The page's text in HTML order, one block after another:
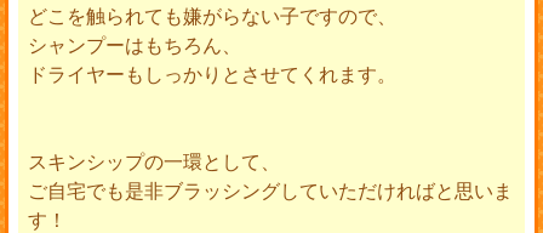
どこを触られても嫌がらない子ですので、
シャンプーはもちろん、
ドライヤーもしっかりとさせてくれます。
スキンシップの一環として、
ご自宅でも是非ブラッシングしていただければと思いま
す！